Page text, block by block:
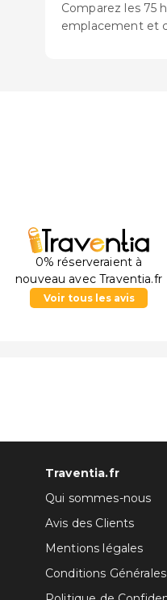
Comparez les 75
emplacement et
0% réserveraient à
nouveau avec Traventia.fr
Voir tous les avis
Traventia.fr
Qui sommes-nous
Avis des Clients
Mentions légales
Conditions Générales